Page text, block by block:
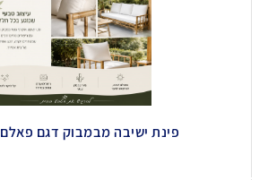
פינת ישיבה מבמבוק דגם פאלם ARAVA